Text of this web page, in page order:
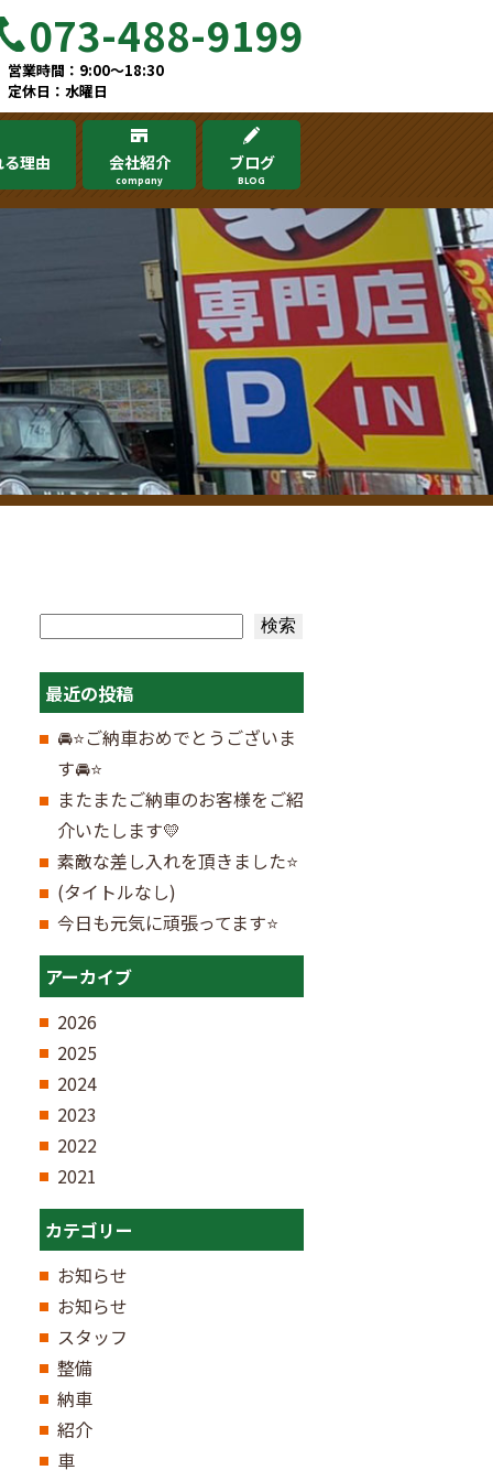
073-488-9199
営業時間：9:00～18:30
定休日：水曜日
理由 会社紹介
company
ブログ
BLOG
検索
最近の投稿
🚘⭐ご納車おめでとうございま
す🚘⭐
またまたご納車のお客様をご紹
介いたします💛
素敵な差し入れを頂きました⭐
(タイトルなし)
今日も元気に頑張ってます⭐
アーカイブ
2026
2025
2024
2023
2022
2021
カテゴリー
お知らせ
お知らせ
スタッフ
整備
納車
紹介
車